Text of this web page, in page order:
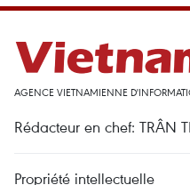
AGENCE VIETNAMIENNE
Rédacteur en chef: TRÂN
Propriété intellectuelle